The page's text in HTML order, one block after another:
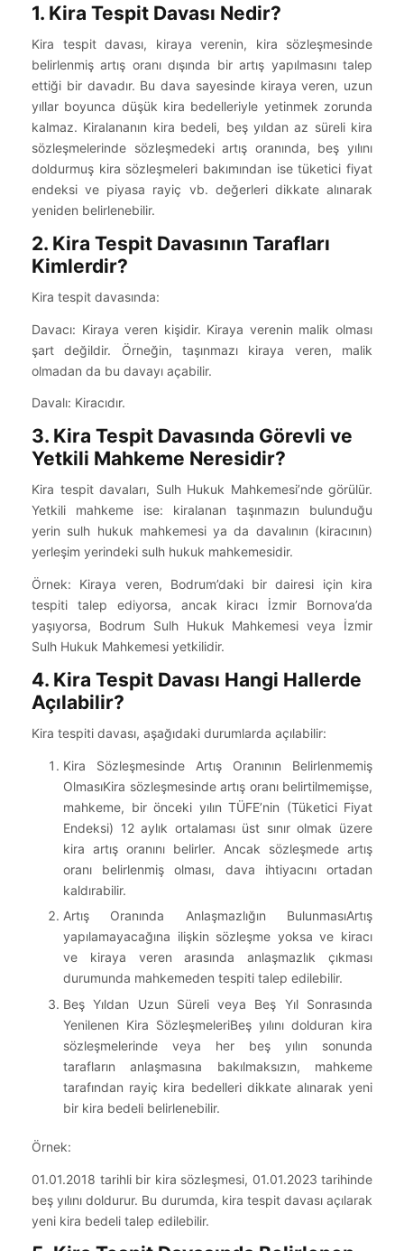
1. Kira Tespit Davası Nedir?
Kira tespit davası, kiraya verenin, kira sözleşmesinde
belirlenmiş artış oranı dışında bir artış yapılmasını talep
ettiği bir davadır. Bu dava sayesinde kiraya veren, uzun
yıllar boyunca düşük kira bedelleriyle yetinmek zorunda
kalmaz. Kiralananın kira bedeli, beş yıldan az süreli kira
sözleşmelerinde sözleşmedeki artış oranında, beş yılını
doldurmuş kira sözleşmeleri bakımından ise tüketici fiyat
endeksi ve piyasa rayiç vb. değerleri dikkate alınarak
yeniden belirlenebilir.
2. Kira Tespit Davasının Tarafları
Kimlerdir?
Kira tespit davasında:
Davacı: Kiraya veren kişidir. Kiraya verenin malik olması
şart değildir. Örneğin, taşınmazı kiraya veren, malik
olmadan da bu davayı açabilir.
Davalı: Kiracıdır.
3. Kira Tespit Davasında Görevli ve
Yetkili Mahkeme Neresidir?
Kira tespit davaları, Sulh Hukuk Mahkemesi’nde görülür.
Yetkili mahkeme ise: kiralanan taşınmazın bulunduğu
yerin sulh hukuk mahkemesi ya da davalının (kiracının)
yerleşim yerindeki sulh hukuk mahkemesidir.
Örnek: Kiraya veren, Bodrum’daki bir dairesi için kira
tespiti talep ediyorsa, ancak kiracı İzmir Bornova’da
yaşıyorsa, Bodrum Sulh Hukuk Mahkemesi veya İzmir
Sulh Hukuk Mahkemesi yetkilidir.
4. Kira Tespit Davası Hangi Hallerde
Açılabilir?
Kira tespiti davası, aşağıdaki durumlarda açılabilir:
Kira Sözleşmesinde Artış Oranının Belirlenmemiş
OlmasıKira sözleşmesinde artış oranı belirtilmemişse,
mahkeme, bir önceki yılın TÜFE’nin (Tüketici Fiyat
Endeksi) 12 aylık ortalaması üst sınır olmak üzere
kira artış oranını belirler. Ancak sözleşmede artış
oranı belirlenmiş olması, dava ihtiyacını ortadan
kaldırabilir.
Artış Oranında Anlaşmazlığın BulunmasıArtış
yapılamayacağına ilişkin sözleşme yoksa ve kiracı
ve kiraya veren arasında anlaşmazlık çıkması
durumunda mahkemeden tespiti talep edilebilir.
Beş Yıldan Uzun Süreli veya Beş Yıl Sonrasında
Yenilenen Kira SözleşmeleriBeş yılını dolduran kira
sözleşmelerinde veya her beş yılın sonunda
tarafların anlaşmasına bakılmaksızın, mahkeme
tarafından rayiç kira bedelleri dikkate alınarak yeni
bir kira bedeli belirlenebilir.
Örnek:
01.01.2018 tarihli bir kira sözleşmesi, 01.01.2023 tarihinde
beş yılını doldurur. Bu durumda, kira tespit davası açılarak
yeni kira bedeli talep edilebilir.